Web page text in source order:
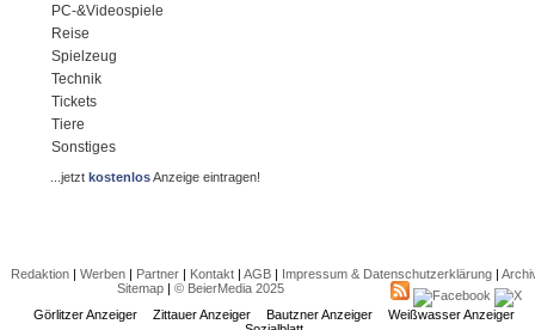
PC-&Videospiele
Reise
Spielzeug
Technik
Tickets
Tiere
Sonstiges
...jetztkostenlosAnzeige eintragen!
Redaktion| Werben| Partner| Kontakt| AGB| Impressum & Datenschutzerklärung|
Sitemap| © BeierMedia 2025
Görlitzer Anzeiger
Zittauer Anzeiger Bautzner Anzeiger
Weißwasser Anzeiger